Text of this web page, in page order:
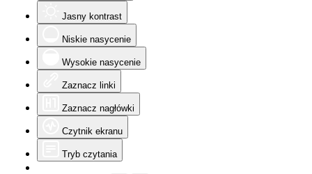
Jasny kontrast
Niskie nasycenie
Wysokie nasycenie
Zaznacz linki
Zaznacz nagłówki
Czytnik ekranu
Tryb czytania